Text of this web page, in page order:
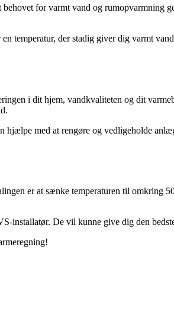
for varmt vand og rumopvarmning
temperatur, der stadig giver dig varmt
i dit hjem, vandkvaliteten og dit
med at rengøre og vedligeholde
er at sænke temperaturen til omkring
installatør. De vil kunne give dig den